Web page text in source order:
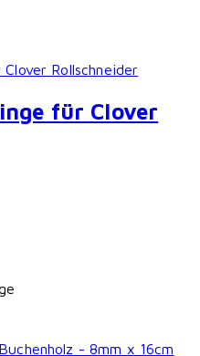
für Clover